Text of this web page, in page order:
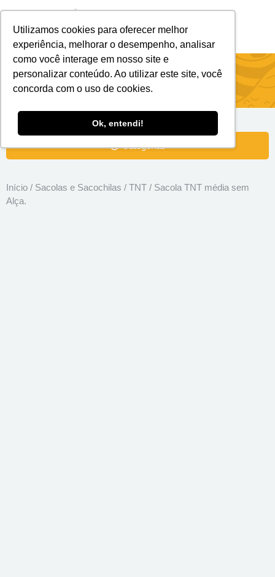
Utilizamos cookies para oferecer melhor
experiência, melhorar o desempenho, analisar
como você interage em nosso site e
personalizar conteúdo. Ao utilizar este site, você
concorda com o uso de cookies.
Ok, entendi!
Sacola TNT média sem Alça.
Categorias
Início / Sacolas e Sacochilas / TNT / Sacola TNT média sem
Alça.